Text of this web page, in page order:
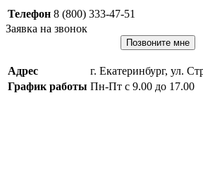
Телефон 8 (800) 333-47-51
Заявка на звонок
Позвоните мне
Адрес
г. Екатеринбург, ул.
График работы Пн-Пт с 9.00 до 17.00